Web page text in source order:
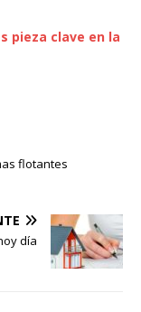
pieza clave en la
flotantes
día